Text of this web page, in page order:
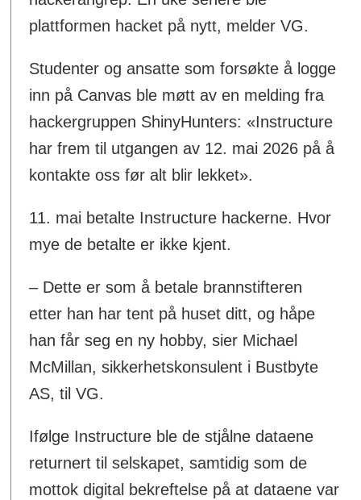
plattformen hacket på nytt, melder VG.
Studenter og ansatte som forsøkte å logge
inn på Canvas ble møtt av en melding fra
hackergruppen ShinyHunters: «Instructure
har frem til utgangen av 12. mai 2026 på å
kontakte oss før alt blir lekket».
11. mai betalte Instructure hackerne. Hvor
mye de betalte er ikke kjent.
– Dette er som å betale brannstifteren
etter han har tent på huset ditt, og håpe
han får seg en ny hobby, sier Michael
McMillan, sikkerhetskonsulent i Bustbyte
AS, til VG.
Ifølge Instructure ble de stjålne dataene
returnert til selskapet, samtidig som de
mottok digital bekreftelse på at dataene var